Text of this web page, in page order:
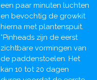
een paar minuten luchten
en bevochtig de growkit
hierna met plantenspuit.
*Pinheads zijn de eerst
zichtbare vormingen van
de paddenstoelen. Het
kan 10 tot 20 dagen